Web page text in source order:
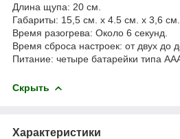
Длина щупа: 20 см.
Габариты: 15,5 см. x 4.5 см. x 3,6 см.
Время разогрева: Около 6 секунд.
Время сброса настроек: от двух до
Питание: четыре батарейки типа
Скрыть
Характеристики